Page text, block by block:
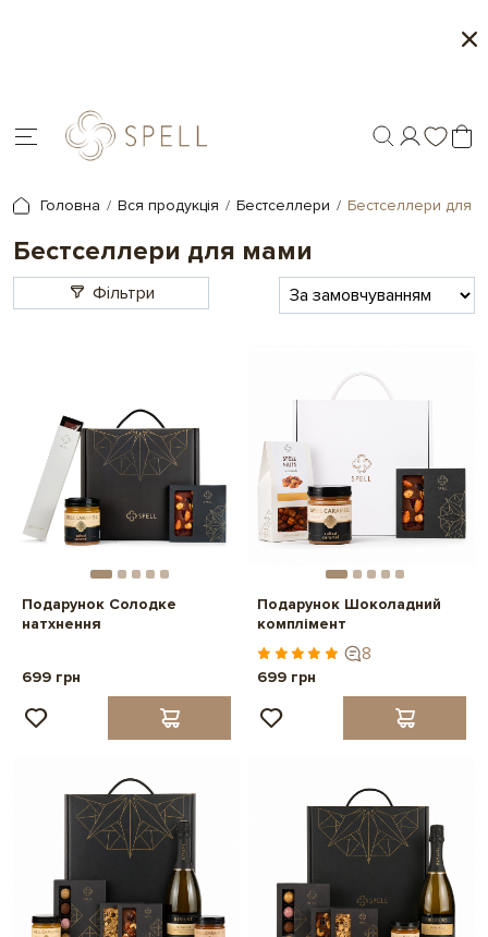
Головна Вся продукція Бестселлери Бестселлери для
Бестселлери для мами
Фільтри
Подарунок Солодке
натхнення
699 грн
Подарунок Шоколадний
комплімент
8
699 грн